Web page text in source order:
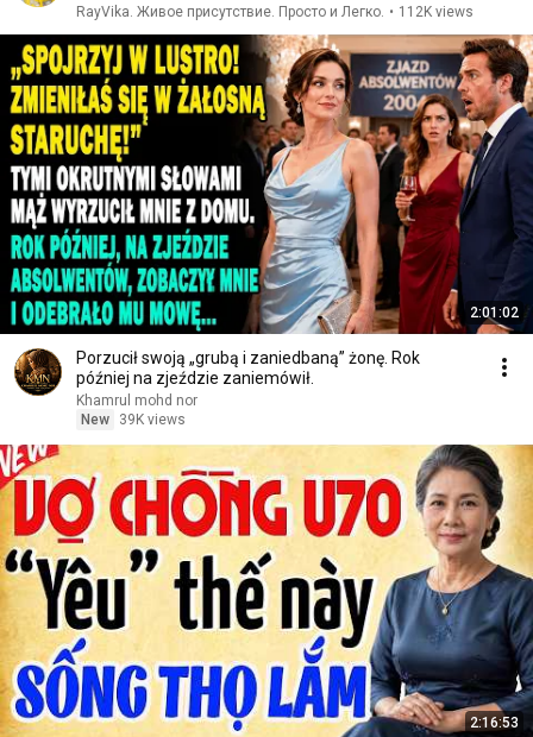
RayVika. Живое присутствие. Просто и Легко. • 112K views
2:01:02
Porzucił swoją „grubą i zaniedbaną” żonę. Rok
później na zjeździe zaniemówił.
Khamrul mohd nor
New
39K views
2:16:53